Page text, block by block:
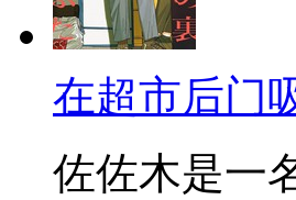
在超市后门
佐佐木是一